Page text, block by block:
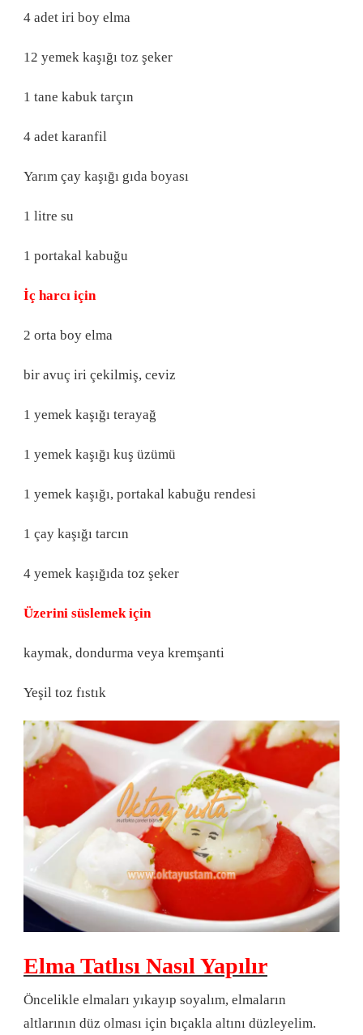
4 adet iri boy elma
12 yemek kaşığı toz şeker
1 tane kabuk tarçın
4 adet karanfil
Yarım çay kaşığı gıda boyası
1 litre su
1 portakal kabuğu
İç harcı için
2 orta boy elma
bir avuç iri çekilmiş, ceviz
1 yemek kaşığı terayağ
1 yemek kaşığı kuş üzümü
1 yemek kaşığı, portakal kabuğu rendesi
1 çay kaşığı tarcın
4 yemek kaşığıda toz şeker
Üzerini süslemek için
kaymak, dondurma veya kremşanti
Yeşil toz fıstık
Elma Tatlısı Nasıl Yapılır
Öncelikle elmaları yıkayıp soyalım, elmaların
altlarının düz olması için bıçakla altını düzleyelim.